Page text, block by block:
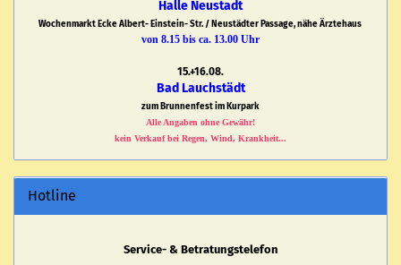
Halle Neustadt
Wochenmarkt Ecke Albert- Einstein- Str. / Neustädter Passage, nähe Ärztehaus
von 8.15 bis ca. 13.00 Uhr
15.+16.08.
Bad Lauchstädt
zum Brunnenfest im Kurpark
Alle Angaben ohne Gewähr!
kein Verkauf bei Regen, Wind, Krankheit...
Hotline
Service- & Betratungstelefon